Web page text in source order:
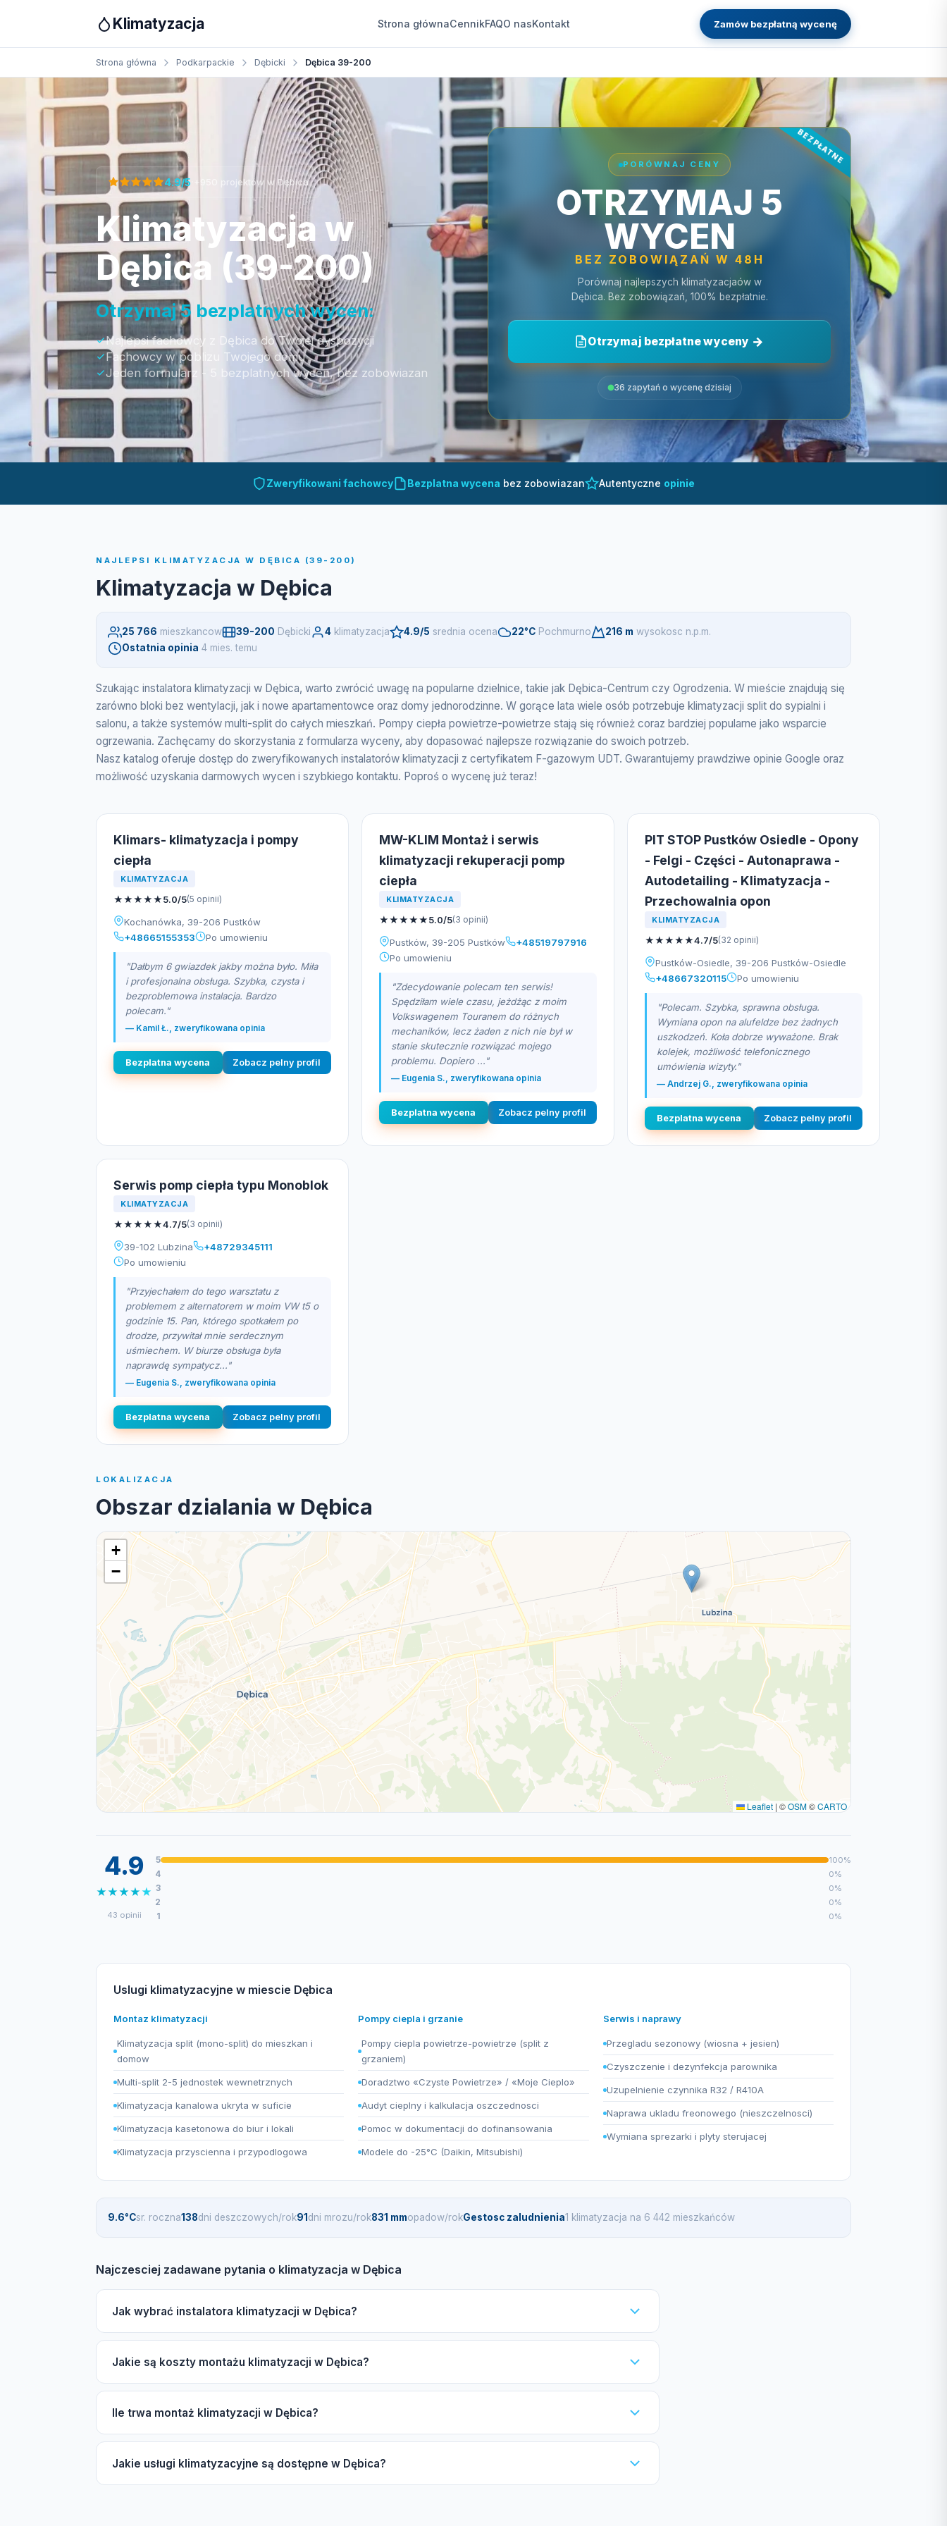
Klimatyzacja Strona głównaCennikFAQO nasKontakt Zamów bezpłatną wycenę
Strona główna Podkarpackie Dębicki Dębica 39-200
Otrzymaj bezpłatną wycenę
4.9/5 +950 projektów w Dębica
Klimatyzacja w
Dębica (39-200)
Otrzymaj 5 bezplatnych wycen:
Najlepsi fachowcy z Dębica do Twojej dyspozycji
Fachowcy w poblizu Twojego domu
Jeden formularz - 5 bezplatnych wycen, bez zobowiazan
PORÓWNAJ CENY
OTRZYMAJ 5
WYCEN
BEZ ZOBOWIĄZAŃ W 48H
Porównaj najlepszych klimatyzacjaów w
Dębica. Bez zobowiązań, 100% bezpłatnie.
Otrzymaj bezpłatne wyceny
36 zapytań o wycenę dzisiaj
Zweryfikowani fachowcy Bezplatna wycena bez zobowiazan Autentyczne opinie
NAJLEPSI KLIMATYZACJA W DĘBICA (39-200)
Klimatyzacja w Dębica
25 766 mieszkancow 39-200 Dębicki 4 klimatyzacja 4.9/5 srednia ocena 22°C Pochmurno 216 m wysokosc n.p.m.
Ostatnia opinia 4 mies. temu
Szukając instalatora klimatyzacji w Dębica, warto zwrócić uwagę na popularne dzielnice, takie jak Dębica-Centrum czy Ogrodzenia. W mieście znajdują się
zarówno bloki bez wentylacji, jak i nowe apartamentowce oraz domy jednorodzinne. W gorące lata wiele osób potrzebuje klimatyzacji split do sypialni i
salonu, a także systemów multi-split do całych mieszkań. Pompy ciepła powietrze-powietrze stają się również coraz bardziej popularne jako wsparcie
ogrzewania. Zachęcamy do skorzystania z formularza wyceny, aby dopasować najlepsze rozwiązanie do swoich potrzeb.
Nasz katalog oferuje dostęp do zweryfikowanych instalatorów klimatyzacji z certyfikatem F-gazowym UDT. Gwarantujemy prawdziwe opinie Google oraz
możliwość uzyskania darmowych wycen i szybkiego kontaktu. Poproś o wycenę już teraz!
Klimars- klimatyzacja i pompy
ciepła
KLIMATYZACJA
★★★★★5.0/5(5 opinii)
Kochanówka, 39-206 Pustków
+48665155353
Po umowieniu
"Dałbym 6 gwiazdek jakby można było. Miła
i profesjonalna obsługa. Szybka, czysta i
bezproblemowa instalacja. Bardzo
polecam."
— Kamil Ł., zweryfikowana opinia
Bezplatna wycena Zobacz pelny profil
MW-KLIM Montaż i serwis
klimatyzacji rekuperacji pomp
ciepła
KLIMATYZACJA
★★★★★5.0/5(3 opinii)
Pustków, 39-205 Pustków
+48519797916
Po umowieniu
"Zdecydowanie polecam ten serwis!
Spędziłam wiele czasu, jeżdżąc z moim
Volkswagenem Touranem do różnych
mechaników, lecz żaden z nich nie był w
stanie skutecznie rozwiązać mojego
problemu. Dopiero ..."
— Eugenia S., zweryfikowana opinia
Bezplatna wycena Zobacz pelny profil
PIT STOP Pustków Osiedle - Opony
- Felgi - Części - Autonaprawa -
Autodetailing - Klimatyzacja -
Przechowalnia opon
KLIMATYZACJA
★★★★★4.7/5(32 opinii)
Pustków-Osiedle, 39-206 Pustków-Osiedle
+48667320115
Po umowieniu
"Polecam. Szybka, sprawna obsługa.
Wymiana opon na alufeldze bez żadnych
uszkodzeń. Koła dobrze wyważone. Brak
kolejek, możliwość telefonicznego
umówienia wizyty."
— Andrzej G., zweryfikowana opinia
Bezplatna wycena Zobacz pelny profil
Serwis pomp ciepła typu Monoblok
KLIMATYZACJA
★★★★★4.7/5(3 opinii)
39-102 Lubzina
+48729345111
Po umowieniu
"Przyjechałem do tego warsztatu z
problemem z alternatorem w moim VW t5 o
godzinie 15. Pan, którego spotkałem po
drodze, przywitał mnie serdecznym
uśmiechem. W biurze obsługa była
naprawdę sympatycz..."
— Eugenia S., zweryfikowana opinia
Bezplatna wycena Zobacz pelny profil
LOKALIZACJA
Obszar dzialania w Dębica
+
−
Leaflet | ©OSM©CARTO
4.9
★★★★★
43 opinii
5 100%
4 0%
3 0%
2 0%
1 0%
Uslugi klimatyzacyjne w miescie Dębica
Montaz klimatyzacji
Klimatyzacja split (mono-split) do mieszkan i
domow
Multi-split 2-5 jednostek wewnetrznych
Klimatyzacja kanalowa ukryta w suficie
Klimatyzacja kasetonowa do biur i lokali
Klimatyzacja przyscienna i przypodlogowa
Pompy ciepla i grzanie
Pompy ciepla powietrze-powietrze (split z
grzaniem)
Doradztwo «Czyste Powietrze» / «Moje Cieplo»
Audyt cieplny i kalkulacja oszczednosci
Pomoc w dokumentacji do dofinansowania
Modele do -25°C (Daikin, Mitsubishi)
Serwis i naprawy
Przegladu sezonowy (wiosna + jesien)
Czyszczenie i dezynfekcja parownika
Uzupelnienie czynnika R32 / R410A
Naprawa ukladu freonowego (nieszczelnosci)
Wymiana sprezarki i plyty sterujacej
9.6°Csr. roczna138dni deszczowych/rok91 dni mrozu/rok831 mmopadow/rokGestosc zaludnienia1 klimatyzacja na 6 442 mieszkańców
Najczesciej zadawane pytania o klimatyzacja w Dębica
Jak wybrać instalatora klimatyzacji w Dębica?
oraz autoryzacje producentów, takich jak Daikin, Mitsubishi czy Samsung. Gwarancja i opinie innych klientów
Jakie są koszty montażu klimatyzacji w Dębica?
(split lub multi-split), marki oraz długości instalacji miedzianej. Zachęcamy do skorzystania z darmowej wyceny,
Ile trwa montaż klimatyzacji w Dębica?
dni. Należy pamiętać, że sezon wiosna-lato może wydłużyć czas oczekiwania.
Jakie usługi klimatyzacyjne są dostępne w Dębica?